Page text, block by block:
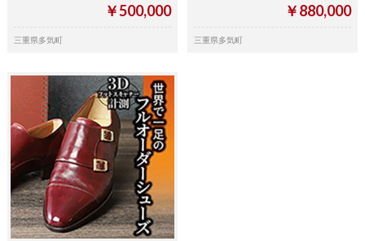
￥500,000
三重県多気町
￥880,000
三重県多気町